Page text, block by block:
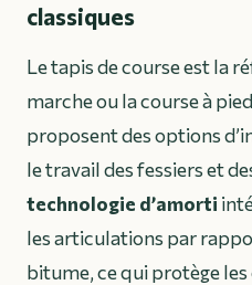
classiques
Le tapis de course est la
marche ou la course à
proposent des options
le travail des fessiers et
technologie d’amorti
les articulations par
bitume, ce qui protège